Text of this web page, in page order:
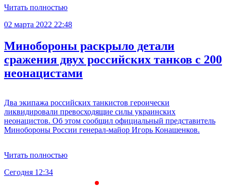
Читать полностью
02 марта 2022 22:48
Минобороны раскрыло детали
сражения двух российских танков с 200
неонацистами
Два экипажа российских танкистов героически
ликвидировали превосходящие силы украинских
неонацистов. Об этом сообщил официальный представитель
Минобороны России генерал-майор Игорь Конашенков.
Читать полностью
Сегодня 12:34